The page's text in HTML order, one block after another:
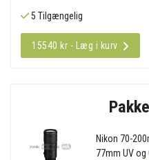
5 Tilgængelig
15540 kr - Læg i kurv
Nikon 70-
77mm UV og